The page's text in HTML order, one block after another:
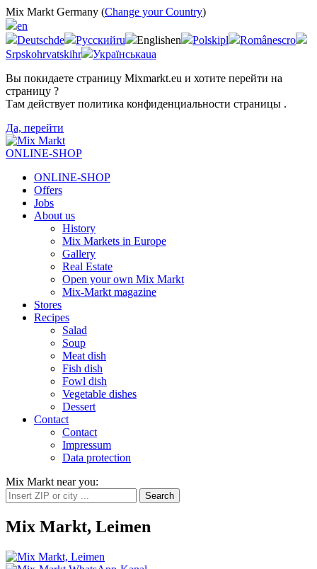
Mix Markt Germany (Change your Country)
en
Deutschde Русскийru Englishen Polskipl Românescro
Srpskohrvatskihr Українськаua
Вы покидаете страницу Mixmarkt.eu и хотите перейти на
страницу ?
Там действует политика конфиденциальности страницы .
Да, перейти
ONLINE-SHOP
ONLINE-SHOP
Offers
Jobs
About us
History
Mix Markets in Europe
Gallery
Real Estate
Open your own Mix Markt
Mix-Markt magazine
Stores
Recipes
Salad
Soup
Meat dish
Fish dish
Fowl dish
Vegetable dishes
Dessert
Contact
Contact
Impressum
Data protection
Mix Markt near you:
Mix Markt, Leimen